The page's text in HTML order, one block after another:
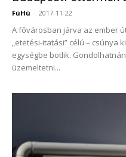
FüHü - 2017-11-22
A fővárosban járva az ember
„etetési-itatási” célú – csúnya
egységbe botlik.
üzemeltetni...